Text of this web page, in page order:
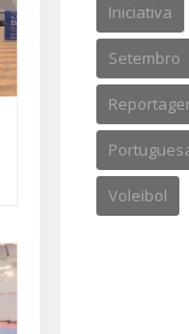
Iniciativa
Setembro
Voleibol